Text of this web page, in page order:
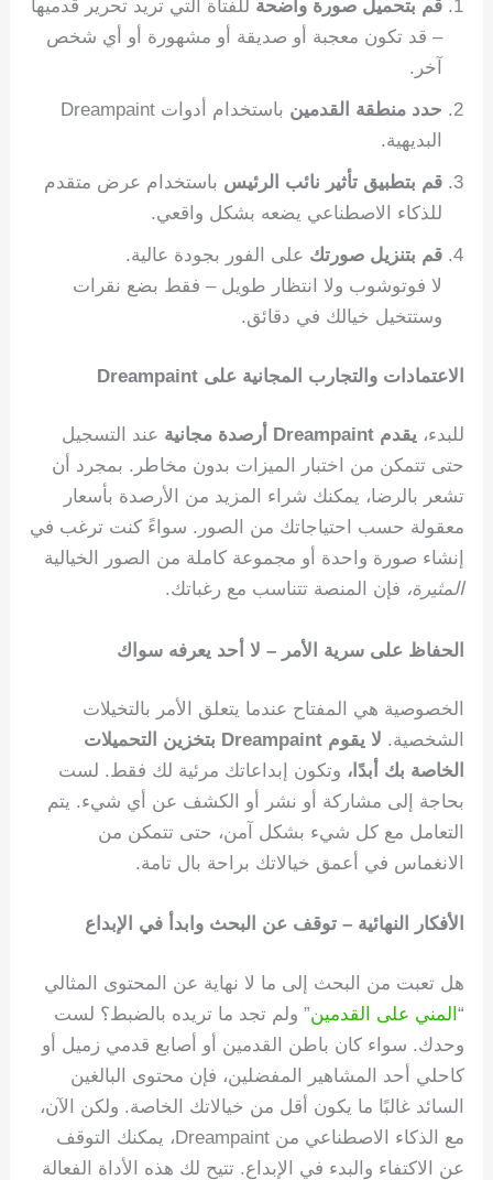
قم بتحميل صورة واضحة للفتاة التي تريد تحرير قدميها
– قد تكون معجبة أو صديقة أو مشهورة أو أي شخص
آخر.
حدد منطقة القدمين
باستخدام أدوات Dreampaint
البديهية.
قم بتطبيق تأثير نائب الرئيس باستخدام عرض متقدم
للذكاء الاصطناعي يضعه بشكل واقعي.
قم بتنزيل صورتك على الفور بجودة عالية.
لا فوتوشوب ولا انتظار طويل – فقط بضع نقرات
وستتخيل خيالك في دقائق.
الاعتمادات والتجارب المجانية على Dreampaint
للبدء، يقدم Dreampaint أرصدة مجانية
عند التسجيل
حتى تتمكن من اختبار الميزات بدون مخاطر. بمجرد أن
تشعر بالرضا، يمكنك شراء المزيد من الأرصدة بأسعار
معقولة حسب احتياجاتك من الصور. سواءً كنت ترغب في
إنشاء صورة واحدة أو مجموعة كاملة من الصور الخيالية
المثيرة، فإن المنصة تتناسب مع رغباتك.
الحفاظ على سرية الأمر – لا أحد يعرفه سواك
الخصوصية هي المفتاح عندما يتعلق الأمر بالتخيلات
الشخصية.
لا يقوم Dreampaint بتخزين التحميلات
الخاصة بك أبدًا، وتكون إبداعاتك مرئية لك فقط. لست
بحاجة إلى مشاركة أو نشر أو الكشف عن أي شيء. يتم
التعامل مع كل شيء بشكل آمن، حتى تتمكن من
الانغماس في أعمق خيالاتك براحة بال تامة.
الأفكار النهائية – توقف عن البحث وابدأ في الإبداع
هل تعبت من البحث إلى ما لا نهاية عن المحتوى المثالي
“ المني على القدمين” ولم تجد ما تريده بالضبط؟ لست
وحدك. سواء كان باطن القدمين أو أصابع قدمي زميل أو
كاحلي أحد المشاهير المفضلين، فإن محتوى البالغين
السائد غالبًا ما يكون أقل من خيالاتك الخاصة. ولكن الآن،
مع الذكاء الاصطناعي من Dreampaint، يمكنك التوقف
عن الاكتفاء والبدء في الإبداع. تتيح لك هذه الأداة الفعالة